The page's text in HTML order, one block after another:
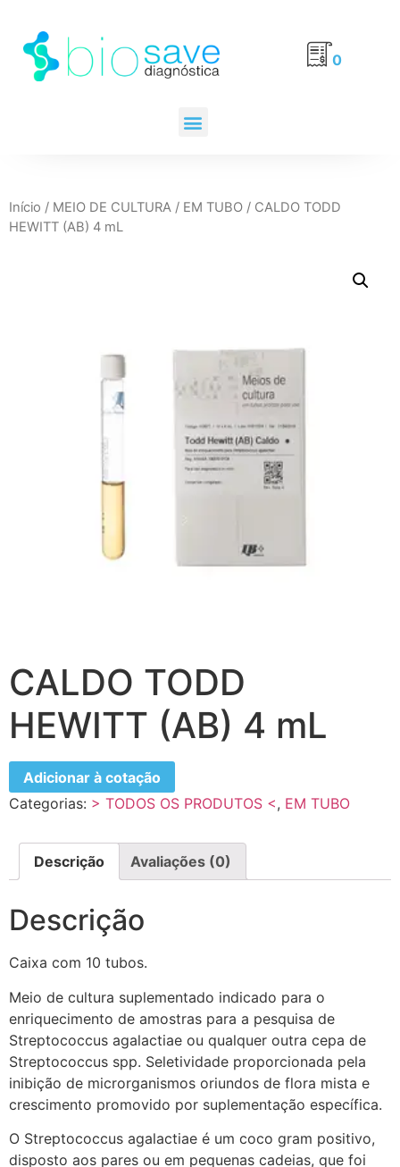
0
Início / MEIO DE CULTURA / EM TUBO / CALDO TODD
HEWITT (AB) 4 mL
CALDO TODD
HEWITT (AB) 4 mL
Adicionar à cotação
Categorias: > TODOS OS PRODUTOS <, EM TUBO
Descrição Avaliações (0)
Descrição
Caixa com 10 tubos.
Meio de cultura suplementado indicado para o
enriquecimento de amostras para a pesquisa de
Streptococcus agalactiae ou qualquer outra cepa de
Streptococcus spp. Seletividade proporcionada pela
inibição de microrganismos oriundos de flora mista e
crescimento promovido por suplementação específica.
O Streptococcus agalactiae é um coco gram positivo,
disposto aos pares ou em pequenas cadeias, que foi